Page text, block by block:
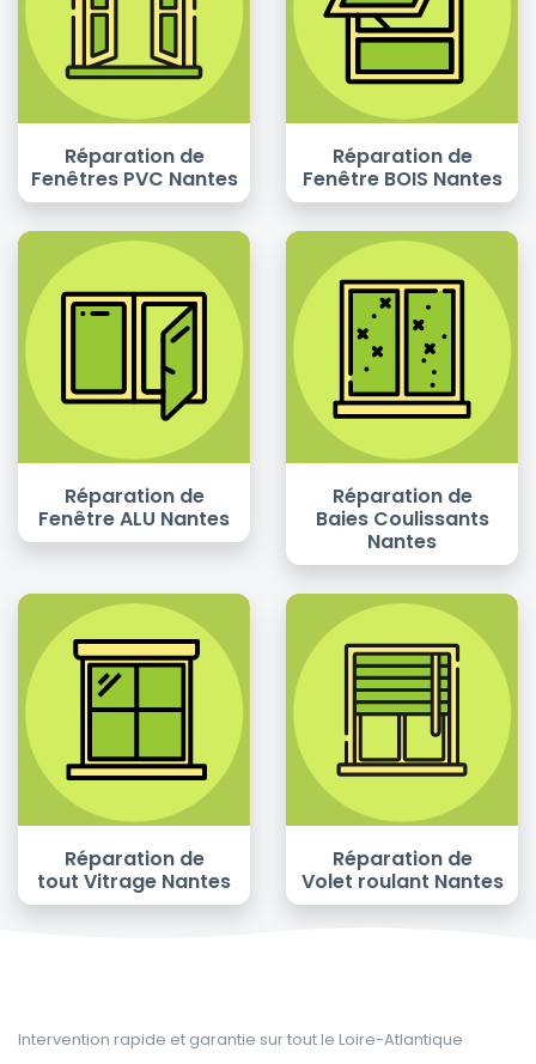
Réparation de
Fenêtres PVC Nantes
Réparation de
Fenêtre BOIS Nantes
Réparation de
Fenêtre ALU Nantes
Réparation de
Baies Coulissants
Nantes
Réparation de
tout Vitrage Nantes
Réparation de
Volet roulant Nantes
Intervention rapide et garantie sur tout le Loire-Atlantique